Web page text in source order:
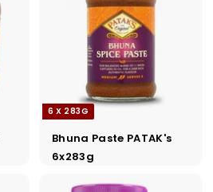
6 X 283G
Bhuna Paste PATAK's
6x283g